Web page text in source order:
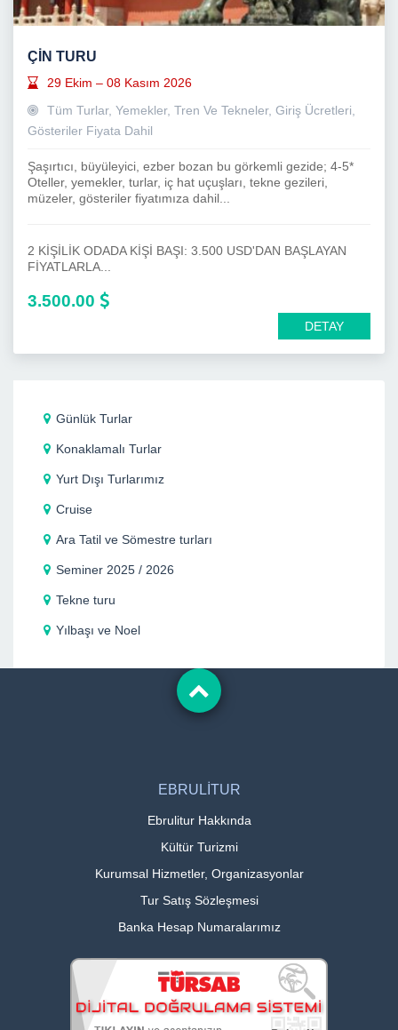
ÇİN TURU
29 Ekim – 08 Kasım 2026
Tüm Turlar, Yemekler, Tren Ve Tekneler, Giriş Ücretleri,
Gösteriler Fiyata Dahil
Şaşırtıcı, büyüleyici, ezber bozan bu görkemli gezide; 4-5*
Oteller, yemekler, turlar, iç hat uçuşları, tekne gezileri,
müzeler, gösteriler fiyatımıza dahil...
2 KİŞİLİK ODADA KİŞİ BAŞI: 3.500 USD'DAN BAŞLAYAN
FİYATLARLA...
3.500.00
DETAY
Günlük Turlar
Konaklamalı Turlar
Yurt Dışı Turlarımız
Cruise
Ara Tatil ve Sömestre turları
Seminer 2025 / 2026
Tekne turu
Yılbaşı ve Noel
EBRULİTUR
Ebrulitur Hakkında
Kültür Turizmi
Kurumsal Hizmetler, Organizasyonlar
Tur Satış Sözleşmesi
Banka Hesap Numaralarımız